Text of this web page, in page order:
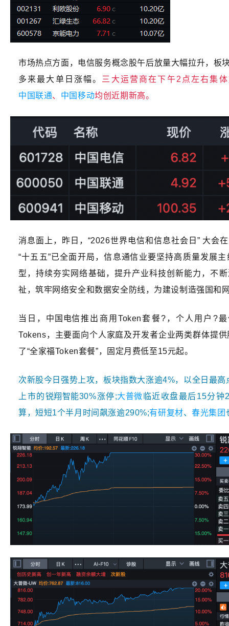
市场热点方面，电信服务概念股午后放量大幅拉升，板
多来最大单日涨幅。 三大运营商在下午2点左右集
中国联通、 中国移动均创近期新高。
消息面上，昨日，“2026世界电信和信息社会日” 大会
“十五五”已全面开局，信息通信业要坚持高质量发展
型，持续夯实网络基础，提升产业科技创新能力，不
祉，筑牢网络安全和数据安全防线，为建设制造强国和
当日， 中国电信推出商用Token套餐?，个人用户?
Tokens，主要面向个人家庭及开发者企业两类群体提
了“全家福Token套餐”，固定月费低至15元起。
次新股今日强势上攻，板块指数大涨逾4%，以全日最
上市的锐翔智能30%涨停;大普微 临近收盘最后15分
算，短短1个半月时间飙涨逾290%;有研复材、春光集团